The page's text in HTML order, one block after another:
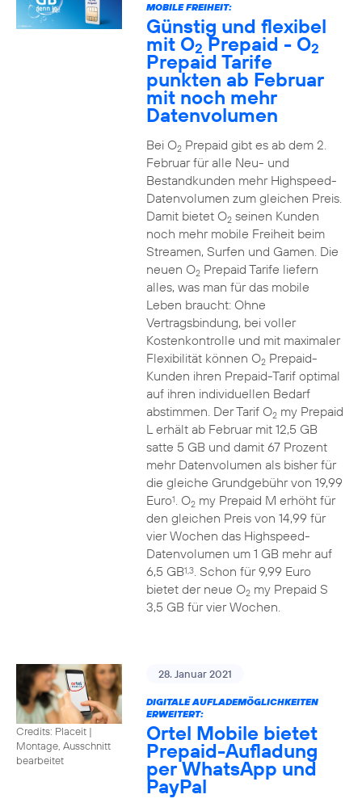
MOBILE FREIHEIT:
Günstig und flexibel
mit O2 Prepaid - O2
Prepaid Tarife
punkten ab Februar
mit noch mehr
Datenvolumen
Bei O2Prepaid gibt es ab dem 2.
Februar für alle Neu- und
Bestandkunden mehr Highspeed-
Datenvolumen zum gleichen Preis.
Damit bietet O2seinen Kunden
noch mehr mobile Freiheit beim
Streamen, Surfen und Gamen. Die
neuen O2Prepaid Tarife liefern
alles, was man für das mobile
Leben braucht: Ohne
Vertragsbindung, bei voller
Kostenkontrolle und mit maximaler
Flexibilität können O2Prepaid-
Kunden ihren Prepaid-Tarif optimal
auf ihren individuellen Bedarf
abstimmen. Der Tarif O2my Prepaid
L erhält ab Februar mit 12,5 GB
satte 5 GB und damit 67 Prozent
mehr Datenvolumen als bisher für
die gleiche Grundgebühr von 19,99
Euro1. O2my Prepaid M erhöht für
den gleichen Preis von 14,99 für
vier Wochen das Highspeed-
Datenvolumen um 1 GB mehr auf
6,5 GB1,3. Schon für 9,99 Euro
bietet der neue O2my Prepaid S
3,5 GB für vier Wochen.
Credits: Placeit |
Montage, Ausschnitt
bearbeitet
28. Januar 2021
DIGITALE AUFLADEMÖGLICHKEITEN
ERWEITERT:
Ortel Mobile bietet
Prepaid-Aufladung
per WhatsApp und
PayPal